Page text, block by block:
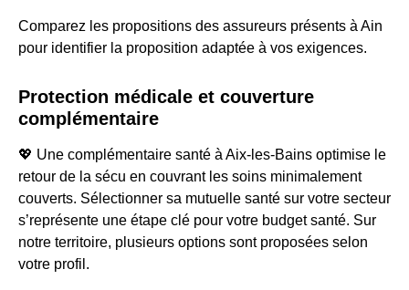
Comparez les propositions des assureurs présents à Ain
pour identifier la proposition adaptée à vos exigences.
Protection médicale et couverture
complémentaire
💖 Une complémentaire santé à Aix-les-Bains optimise le
retour de la sécu en couvrant les soins minimalement
couverts. Sélectionner sa mutuelle santé sur votre secteur
s’représente une étape clé pour votre budget santé. Sur
notre territoire, plusieurs options sont proposées selon
votre profil.